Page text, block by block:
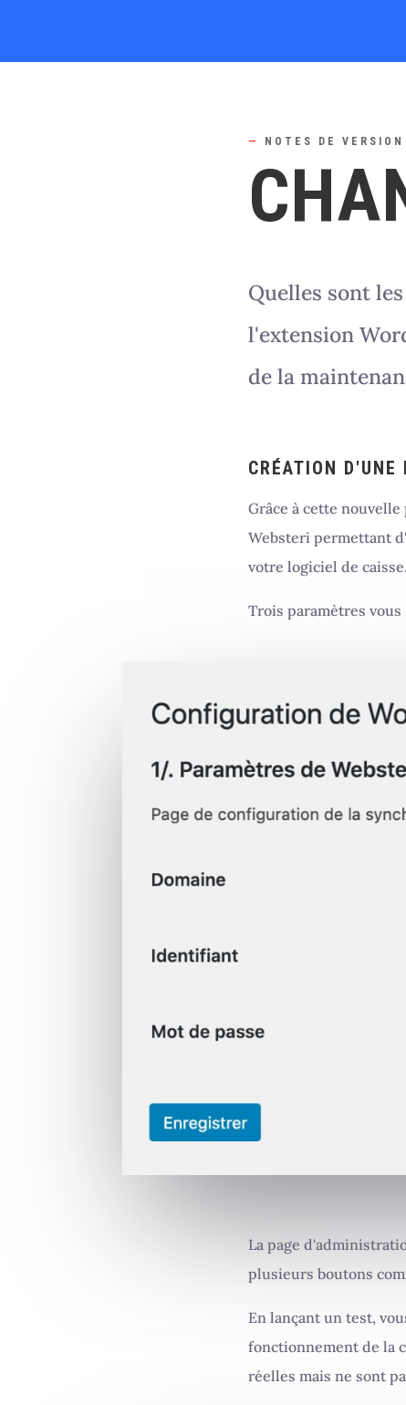
— NOTES DE VERSION
Quelles sont
l'extension
de la
CRÉATION D'UNE
Grâce à cette
Websteri permettant
votre logiciel de caisse.
Trois paramètres
La page
plusieurs boutons
En lançant un test,
fonctionnement de la
réelles mais ne sont